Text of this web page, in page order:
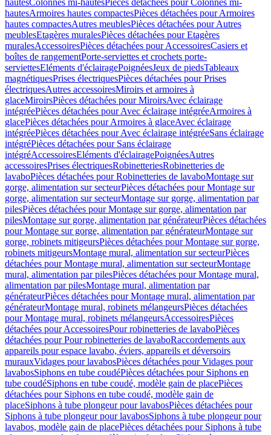
hautesColonnes mi-hautesPièces détachées pour Colonnes mi-
hautesArmoires hautes compactesPièces détachées pour Armoires
hautes compactesAutres meublesPièces détachées pour Autres
meublesEtagères muralesPièces détachées pour Etagères
muralesAccessoiresPièces détachées pour AccessoiresCasiers et
boîtes de rangementPorte-serviettes et crochets porte-
serviettesEléments d'éclairagePoignéesJeux de piedsTableaux
magnétiquesPrises électriquesPièces détachées pour Prises
électriquesAutres accessoiresMiroirs et armoires à
glaceMiroirsPièces détachées pour MiroirsAvec éclairage
intégréePièces détachées pour Avec éclairage intégréeArmoires à
glacePièces détachées pour Armoires à glaceAvec éclairage
intégréePièces détachées pour Avec éclairage intégréeSans éclairage
intégréPièces détachées pour Sans éclairage
intégréAccessoiresEléments d'éclairagePoignéesAutres
accessoiresPrises électriquesRobinetteriesRobinetteries de
lavaboPièces détachées pour Robinetteries de lavaboMontage sur
gorge, alimentation sur secteurPièces détachées pour Montage sur
gorge, alimentation sur secteurMontage sur gorge, alimentation par
pilesPièces détachées pour Montage sur gorge, alimentation par
pilesMontage sur gorge, alimentation par générateurPièces détachées
pour Montage sur gorge, alimentation par générateurMontage sur
gorge, robinets mitigeursPièces détachées pour Montage sur gorge,
robinets mitigeursMontage mural, alimentation sur secteurPièces
détachées pour Montage mural, alimentation sur secteurMontage
mural, alimentation par pilesPièces détachées pour Montage mural,
alimentation par pilesMontage mural, alimentation par
générateurPièces détachées pour Montage mural, alimentation par
générateurMontage mural, robinets mélangeursPièces détachées
pour Montage mural, robinets mélangeursAccessoiresPièces
détachées pour AccessoiresPour robinetteries de lavaboPièces
détachées pour Pour robinetteries de lavaboRaccordements aux
appareils pour espace lavabo, éviers, appareils et déversoirs
murauxVidages pour lavabosPièces détachées pour Vidages pour
lavabosSiphons en tube coudéPièces détachées pour Siphons en
tube coudéSiphons en tube coudé, modèle gain de placePièces
détachées pour Siphons en tube coudé, modèle gain de
placeSiphons à tube plongeur pour lavabosPièces détachées pour
Siphons à tube plongeur pour lavabosSiphons à tube plongeur pour
lavabos, modèle gain de placePièces détachées pour Siphons à tube